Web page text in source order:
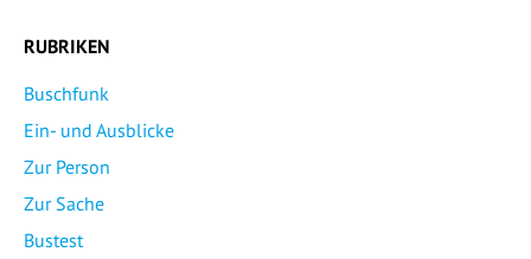
RUBRIKEN
Buschfunk
Ein- und Ausblicke
Zur Person
Zur Sache
Bustest